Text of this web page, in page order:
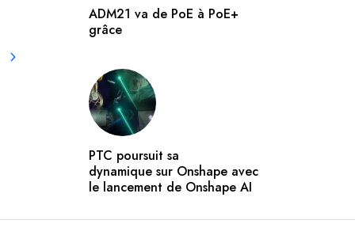
ADM21 va de PoE à PoE+
grâce
PTC poursuit sa
dynamique sur Onshape avec
le lancement de Onshape AI